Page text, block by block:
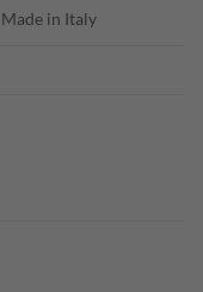
Made in Italy